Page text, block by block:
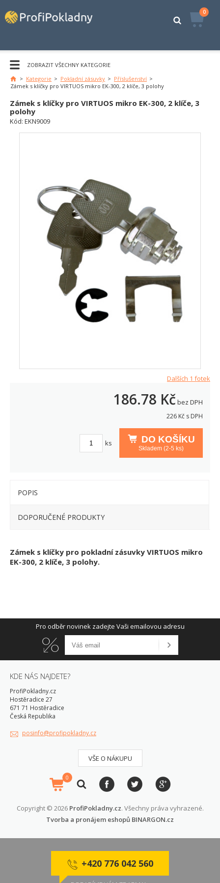
0
ZOBRAZIT VŠECHNY KATEGORIE
Hlavní
> Kategorie > Pokladní zásuvky > Příslušenství >
Zámek s klíčky pro VIRTUOS mikro EK-300, 2 klíče, 3 polohy
Zámek s klíčky pro VIRTUOS mikro EK-300, 2 klíče, 3
polohy
Kód: EKN9009
Dalších 1 fotek
186.78 Kčbez DPH
226 Kč s DPH
DO KOŠÍKU
Skladem (2-5 ks)
ks
POPIS
DOPORUČENÉ PRODUKTY
Zámek s klíčky pro pokladní zásuvky VIRTUOS mikro
EK-300, 2 klíče, 3 polohy.
Pro odběr novinek zadejte Vaši emailovou adresu
KDE NÁS NAJDETE?
ProfiPokladny.cz
Hostěradice 27
671 71 Hostěradice
Česká Republika
posinfo@profipokladny.cz
VŠE O NÁKUPU
0
Copyright © 2026 ProfiPokladny.cz. Všechny práva vyhrazené.
Tvorba a pronájem eshopů BINARGON.cz
+420 776 042 560